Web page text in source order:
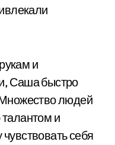
и
Саша быстро
людей
и
себя